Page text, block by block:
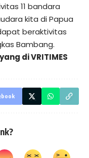
11 bandara
kita di Papua
beraktivitas
Bambang.
diVRITIMES